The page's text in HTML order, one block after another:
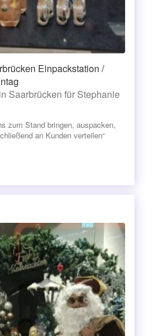
Einpackstation /
Saarbrücken für Stephanie
zum Stand bringen, auspacken,
an Kunden verteilen“